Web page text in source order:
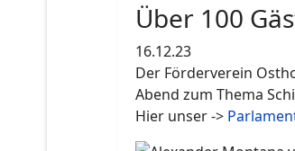
Über 100
16.12.23
Der Förderverein
Abend zum Thema
Hier unser ->